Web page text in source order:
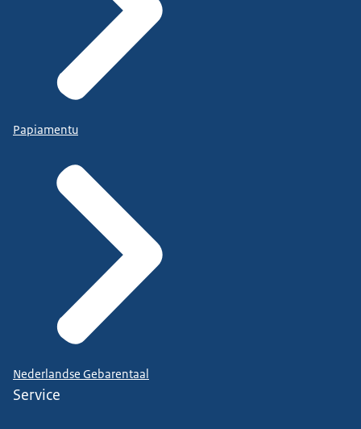
Papiamentu
Nederlandse Gebarentaal
Service